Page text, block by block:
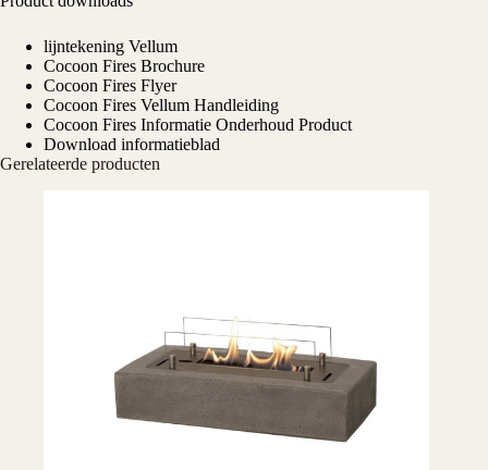
lijntekening Vellum
Cocoon Fires Brochure
Cocoon Fires Flyer
Cocoon Fires Vellum Handleiding
Cocoon Fires Informatie Onderhoud Product
Download informatieblad
Gerelateerde producten